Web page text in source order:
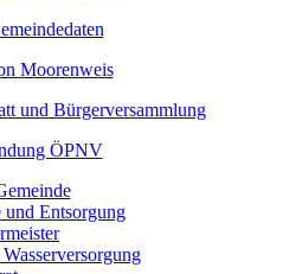
Moorenweis
und Bürgerversammlung
ÖPNV
Entsorgung